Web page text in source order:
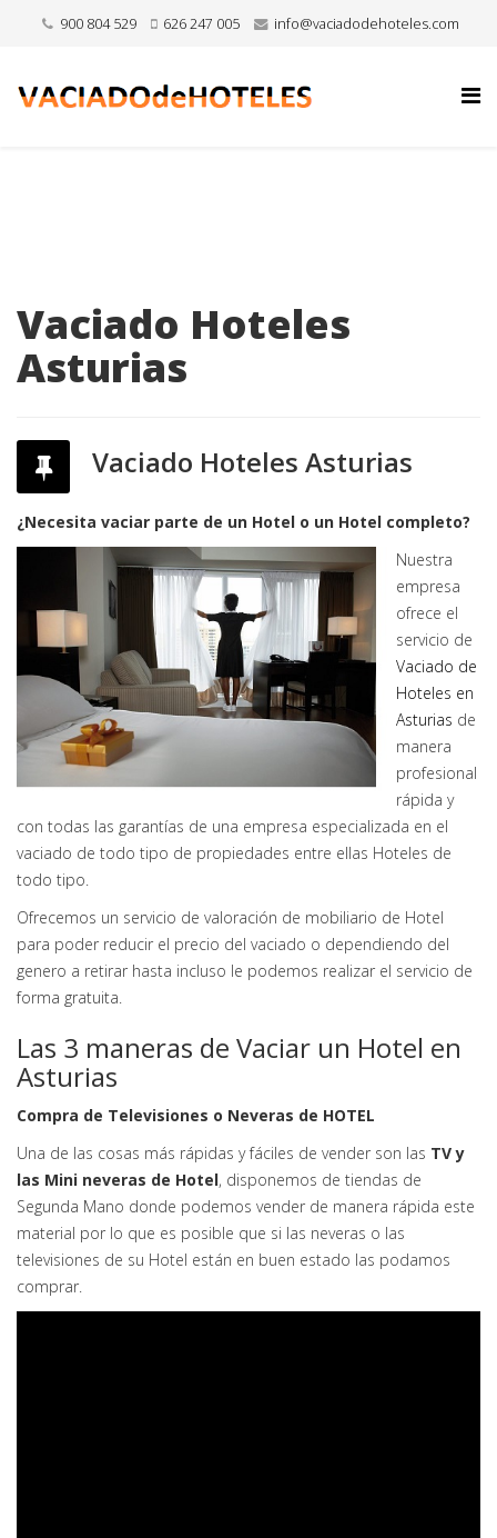
900 804 529 626 247 005 info@vaciadodehoteles.com
Vaciado Hoteles
Asturias
Vaciado Hoteles Asturias
¿Necesita vaciar parte de un Hotel o un Hotel completo?
Nuestra
empresa
ofrece el
servicio de
Vaciado de
Hoteles en
Asturias de
manera
profesional
rápida y
con todas las garantías de una empresa especializada en el
vaciado de todo tipo de propiedades entre ellas Hoteles de
todo tipo.
Ofrecemos un servicio de valoración de mobiliario de Hotel
para poder reducir el precio del vaciado o dependiendo del
genero a retirar hasta incluso le podemos realizar el servicio de
forma gratuita.
Las 3 maneras de Vaciar un Hotel en
Asturias
Compra de Televisiones o Neveras de HOTEL
Una de las cosas más rápidas y fáciles de vender son las TV y
las Mini neveras de Hotel, disponemos de tiendas de
Segunda Mano donde podemos vender de manera rápida este
material por lo que es posible que si las neveras o las
televisiones de su Hotel están en buen estado las podamos
comprar.